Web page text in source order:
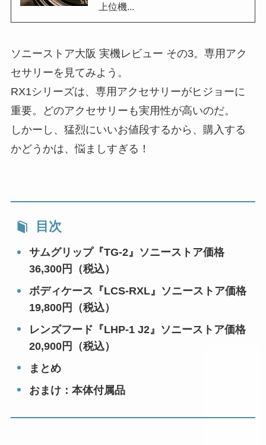
上位機...
ソニーストア大阪 実機レビュー その3。専用アク
セサリーを見てみよう。
RX1シリーズは、専用アクセサリーがヒジョーに
重要。どのアクセサリーも実用性が高いのだ。
しかーし、猛烈にいいお値段するから、購入する
かどうかは、悩ましすぎる！
目次
サムグリップ『TG-2』ソニーストア価格
36,300円（税込）
ボディケース『LCS-RXL』ソニーストア価格
19,800円（税込）
レンズフード『LHP-1 J2』ソニーストア価格
20,900円（税込）
まとめ
おまけ：本体付属品